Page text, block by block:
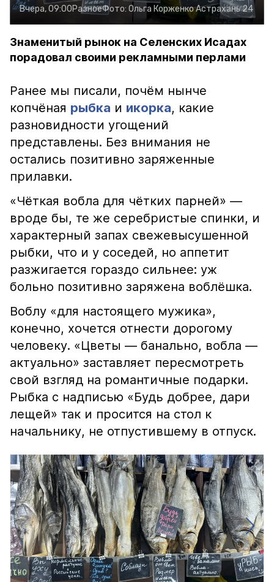
Вчера, 09:00РазноеФото: Ольга КорженкоАстрахань 24
Знаменитый рынок на Селенских Исадах
порадовал своими рекламными перлами
Ранее мы писали, почём нынче
копчёная рыбка и икорка, какие
разновидности угощений
представлены. Без внимания не
остались позитивно заряженные
прилавки.
«Чёткая вобла для чётких парней» —
вроде бы, те же серебристые спинки, и
характерный запах свежевысушенной
рыбки, что и у соседей, но аппетит
разжигается гораздо сильнее: уж
больно позитивно заряжена воблёшка.
Воблу «для настоящего мужика»,
конечно, хочется отнести дорогому
человеку. «Цветы — банально, вобла —
актуально» заставляет пересмотреть
свой взгляд на романтичные подарки.
Рыбка с надписью «Будь добрее, дари
лещей» так и просится на стол к
начальнику, не отпустившему в отпуск.